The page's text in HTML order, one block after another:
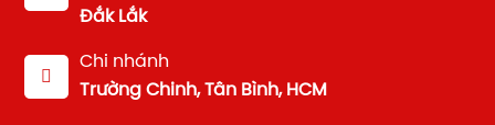
Đắk Lắk
Chi nhánh
Trường Chinh, Tân Bình, HCM